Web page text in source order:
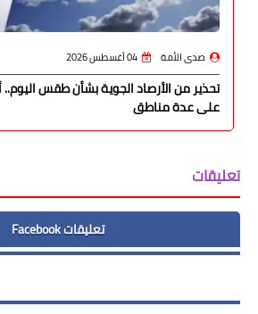
صدى الأمة 04 أغسطس 2026
تحذير من الأرصاد الجوية بشأن طقس
على عدة مناطق
تعليقات
تعليقات Facebook